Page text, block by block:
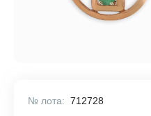
№ лота: 712728